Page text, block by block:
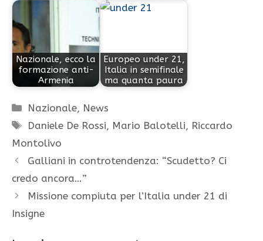
Nazionale, ecco la
formazione anti-
Armenia
Europeo under 21,
Italia in semifinale
ma quanta paura
Categorie
Nazionale, News
Tag
Daniele De Rossi, Mario Balotelli, Riccardo
Montolivo
Galliani in controtendenza: “Scudetto? Ci
credo ancora…”
Missione compiuta per l’Italia under 21 di
Insigne